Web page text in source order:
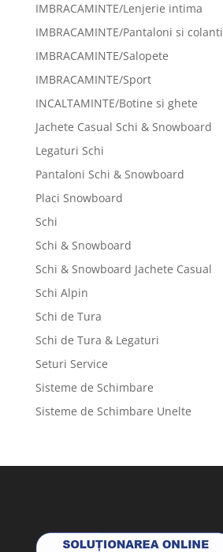
IMBRACAMINTE/Lenjerie intima
IMBRACAMINTE/Pantaloni si colanti
IMBRACAMINTE/Salopete
IMBRACAMINTE/Sport
INCALTAMINTE/Botine si ghete
Jachete Casual Schi & Snowboard
Legaturi Schi
Pantaloni Schi & Snowboard
Placi Snowboard
Schi
Schi & Snowboard
Schi & Snowboard Jachete Casual
Schi Alpin
Schi de Tura
Schi de Tura & Legaturi
Seturi Service
Sisteme de Schimbare
Sisteme de Schimbare Unelte